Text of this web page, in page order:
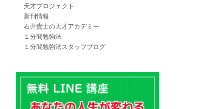
天才プロジェクト
新刊情報
石井貴士の天才アカデミー
１分間勉強法
１分間勉強法スタッフブログ